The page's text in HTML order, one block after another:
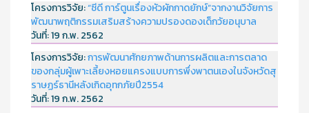
โครงการวิจัย:“ซีดี การ์ตูนเรื่องหัวผักกาดยักษ์”จากงานวิจัยการ
พัฒนาพฤติกรรมเสริมสร้างความปรองดองเด็กวัยอนุบาล
วันที่:19 ก.พ. 2562
โครงการวิจัย:การพัฒนาศักยภาพด้านการผลิตและการตลาด
ของกลุ่มผู้เพาะเลี้ยงหอยแครงแบบการพึ่งพาตนเองในจังหวัดสุ
ราษฏร์ธานีหลังเกิดอุทกภัยปี2554
วันที่:19 ก.พ. 2562